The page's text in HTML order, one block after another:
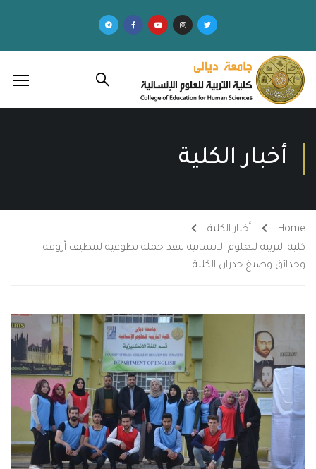
أخبار الكلية
Home
أخبار الكلية
كلية التربية للعلوم الانسانية تنفذ حملة تطوعية لتنظيف أروقة
وحدائق وصبغ جدران الكلية